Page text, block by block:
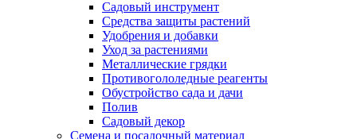
Садовый инструмент
Средства защиты растений
Удобрения и добавки
Уход за растениями
Металлические грядки
Противогололедные реагенты
Обустройство сада и дачи
Полив
Садовый декор
Семена и посадочный материал